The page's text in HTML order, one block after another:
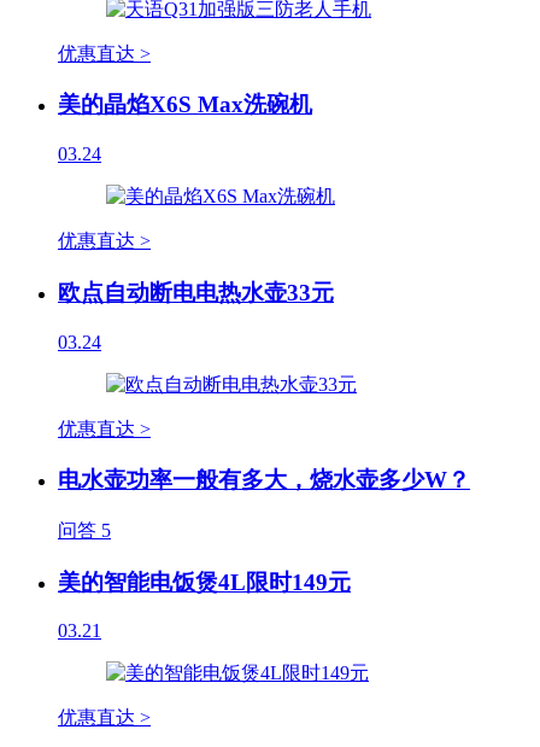
优惠直达 >
美的晶焰X6S Max洗碗机
03.24
优惠直达 >
欧点自动断电电热水壶33元
03.24
优惠直达 >
电水壶功率一般有多大，烧水壶多少W？
问答 5
美的智能电饭煲4L限时149元
03.21
优惠直达 >